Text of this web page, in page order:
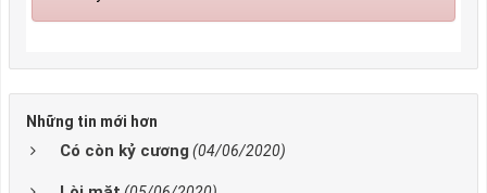
Những tin mới hơn
Có còn kỷ cương (04/06/2020)